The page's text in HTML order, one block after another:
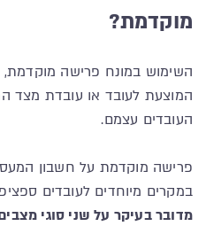
מוקדמת?
השימוש במונח פרישה מוקדמת,
המוצעת לעובד או עובדת מצד
העובדים עצמם.
פרישה מוקדמת על חשבון
במקרים מיוחדים לעובדים
מדובר בעיקר על שני סוגי